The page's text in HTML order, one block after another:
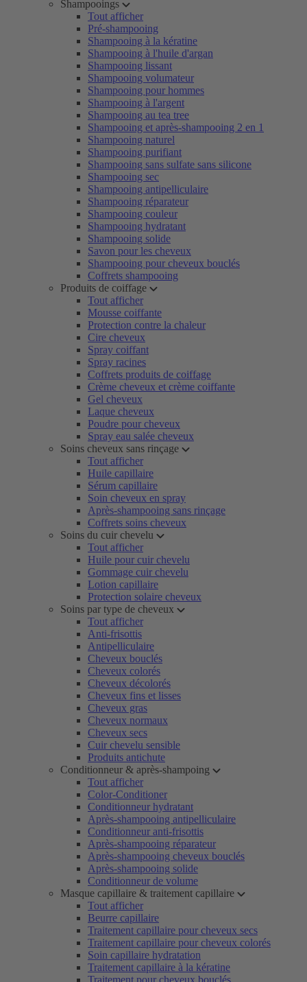
Shampooings
Tout afficher
Pré-shampooing
Shampooing à la kératine
Shampooing à l'huile d'argan
Shampooing lissant
Shampooing volumateur
Shampooing pour hommes
Shampooing à l'argent
Shampooing au tea tree
Shampooing et après-shampooing 2 en 1
Shampooing naturel
Shampooing purifiant
Shampooing sans sulfate sans silicone
Shampooing sec
Shampooing antipelliculaire
Shampooing réparateur
Shampooing couleur
Shampooing hydratant
Shampooing solide
Savon pour les cheveux
Shampooing pour cheveux bouclés
Coffrets shampooing
Produits de coiffage
Tout afficher
Mousse coiffante
Protection contre la chaleur
Cire cheveux
Spray coiffant
Spray racines
Coffrets produits de coiffage
Crème cheveux et crème coiffante
Gel cheveux
Laque cheveux
Poudre pour cheveux
Spray eau salée cheveux
Soins cheveux sans rinçage
Tout afficher
Huile capillaire
Sérum capillaire
Soin cheveux en spray
Après-shampooing sans rinçage
Coffrets soins cheveux
Soins du cuir chevelu
Tout afficher
Huile pour cuir chevelu
Gommage cuir chevelu
Lotion capillaire
Protection solaire cheveux
Soins par type de cheveux
Tout afficher
Anti-frisottis
Antipelliculaire
Cheveux bouclés
Cheveux colorés
Cheveux décolorés
Cheveux fins et lisses
Cheveux gras
Cheveux normaux
Cheveux secs
Cuir chevelu sensible
Produits antichute
Conditionneur & après-shampoing
Tout afficher
Color-Conditioner
Conditionneur hydratant
Après-shampooing antipelliculaire
Conditionneur anti-frisottis
Après-shampooing réparateur
Après-shampooing cheveux bouclés
Après-shampooing solide
Conditionneur de volume
Masque capillaire & traitement capillaire
Tout afficher
Beurre capillaire
Traitement capillaire pour cheveux secs
Traitement capillaire pour cheveux colorés
Soin capillaire hydratation
Traitement capillaire à la kératine
Traitement pour cheveux bouclés